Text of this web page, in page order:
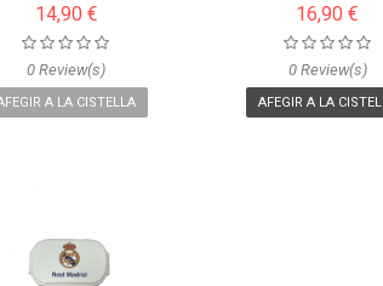
14,90 €
0 Review(s)
A LA CISTELLA
16,90 €
0 Review(s)
AFEGIR A LA